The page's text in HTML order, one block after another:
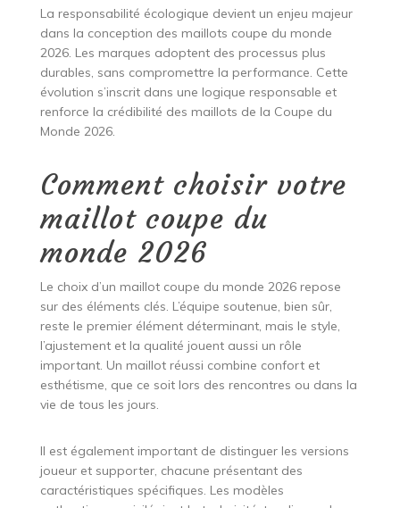
La responsabilité écologique devient un enjeu majeur
dans la conception des maillots coupe du monde
2026. Les marques adoptent des processus plus
durables, sans compromettre la performance. Cette
évolution s’inscrit dans une logique responsable et
renforce la crédibilité des maillots de la Coupe du
Monde 2026.
Comment choisir votre
maillot coupe du
monde 2026
Le choix d’un maillot coupe du monde 2026 repose
sur des éléments clés. L’équipe soutenue, bien sûr,
reste le premier élément déterminant, mais le style,
l’ajustement et la qualité jouent aussi un rôle
important. Un maillot réussi combine confort et
esthétisme, que ce soit lors des rencontres ou dans la
vie de tous les jours.
Il est également important de distinguer les versions
joueur et supporter, chacune présentant des
caractéristiques spécifiques. Les modèles